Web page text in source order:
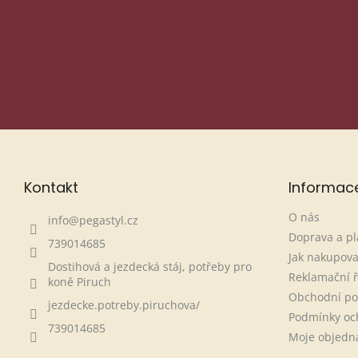
Kontakt
info@pegastyl.cz
739014685
Dostihová a jezdecká stáj, potřeby pro
koně Piruch
jezdecke.potreby.piruchova/
739014685
O nás
Doprava a
Jak
Reklamační
Obchodní
Podmínky
Moje